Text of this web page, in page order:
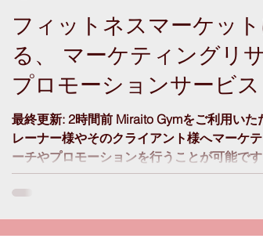
フィットネスマーケッ
る、 マーケティングリ
プロモーションサービス
最終更新: 2時間前 Miraito Gymをご利用いた
レーナー様やそのクライアント様へマーケ
ーチやプロモーションを行うことが可能で
リアルな声を聞いて商品開発や販促物の改
にたてるでしょう。 リサーチサービス...